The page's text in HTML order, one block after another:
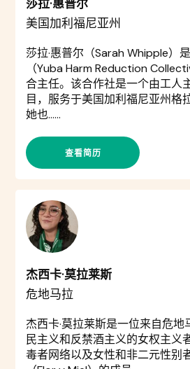
莎拉·惠普尔
美国加利福尼亚州
莎拉·惠普尔（Sarah Whipple）
（Yuba Harm Reduction
合主任。该合作社是一个由工人
目，服务于美国加利福尼亚州格
她也……
查看简历
杰西卡·莫拉莱斯
危地马拉
杰西卡·莫拉莱斯是一位来自危
民主义和反禁酒主义的女权主义
毒者网络以及女性和非二元性别